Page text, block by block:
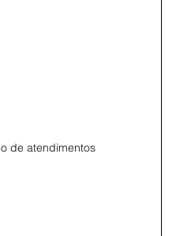
de atendimentos